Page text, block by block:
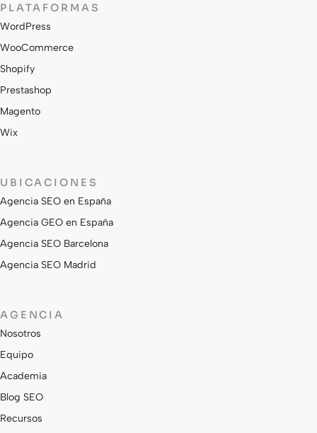
PLATAFORMAS
WordPress
WooCommerce
Shopify
Prestashop
Magento
Wix
UBICACIONES
Agencia SEO en España
Agencia GEO en España
Agencia SEO Barcelona
Agencia SEO Madrid
AGENCIA
Nosotros
Equipo
Academia
Blog SEO
Recursos